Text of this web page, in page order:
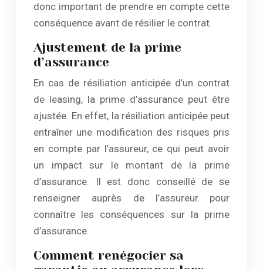
donc important de prendre en compte cette
conséquence avant de résilier le contrat.
Ajustement de la prime
d’assurance
En cas de résiliation anticipée d’un contrat
de leasing, la prime d’assurance peut être
ajustée. En effet, la résiliation anticipée peut
entraîner une modification des risques pris
en compte par l’assureur, ce qui peut avoir
un impact sur le montant de la prime
d’assurance. Il est donc conseillé de se
renseigner auprès de l’assureur pour
connaître les conséquences sur la prime
d’assurance.
Comment renégocier sa